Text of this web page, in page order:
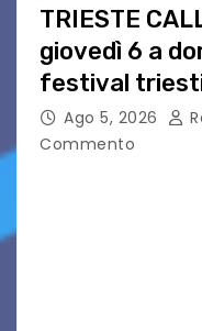
TRIESTE
giovedì 6 a
festival
Springsteen
Ago 5, 2026
Commento